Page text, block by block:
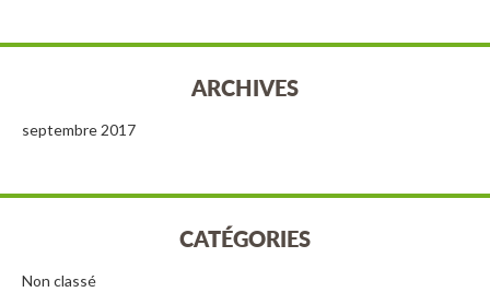
ARCHIVES
septembre 2017
CATÉGORIES
Non classé